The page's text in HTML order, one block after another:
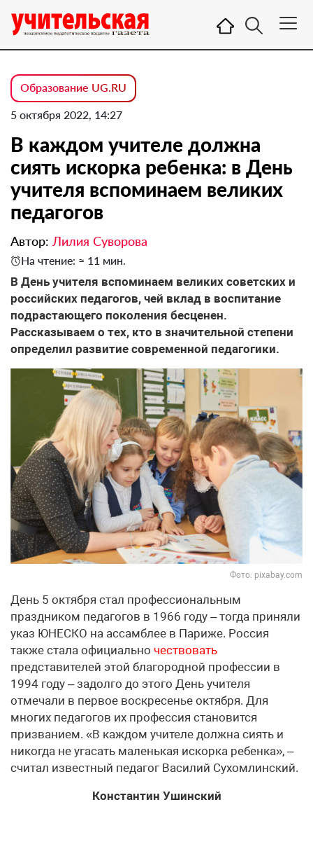
Образование UG.RU
5 октября 2022, 14:27
В каждом учителе должна
сиять искорка ребенка: в День
учителя вспоминаем великих
педагогов
Автор: Лилия Суворова
На чтение: ≈ 11 мин.
В День учителя вспоминаем великих советских и
российских педагогов, чей вклад в воспитание
подрастающего поколения бесценен.
Рассказываем о тех, кто в значительной степени
определил развитие современной педагогики.
Фото: pixabay.com
День 5 октября стал профессиональным
праздником педагогов в 1966 году – тогда приняли
указ ЮНЕСКО на ассамблее в Париже. Россия
также стала официально чествовать
представителей этой благородной профессии в
1994 году – задолго до этого День учителя
отмечали в первое воскресенье октября. Для
многих педагогов их профессия становится
призванием. «В каждом учителе должна сиять и
никогда не угасать маленькая искорка ребенка», –
считал известный педагог Василий Сухомлинский.
Константин Ушинский